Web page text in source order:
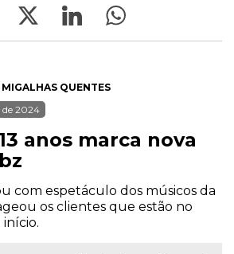
MIGALHAS QUENTES
de 2024
anos marca nova
com espetáculo dos músicos da
os clientes que estão no